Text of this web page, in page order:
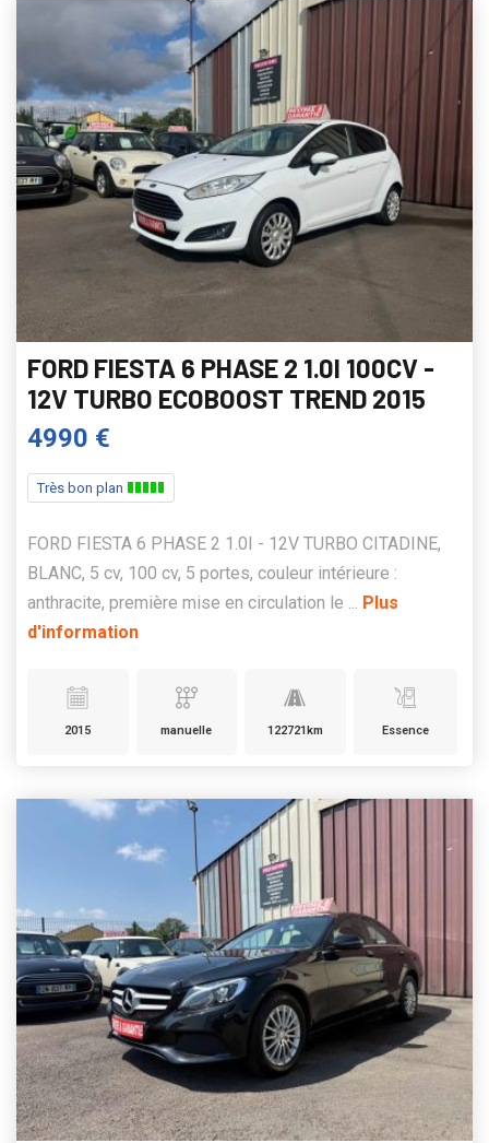
FORD FIESTA 6 PHASE 2 1.0I 100CV -
12V TURBO ECOBOOST TREND 2015
4990 €
Très bon plan
FORD FIESTA 6 PHASE 2 1.0I - 12V TURBO CITADINE,
BLANC, 5 cv, 100 cv, 5 portes, couleur intérieure :
anthracite, première mise en circulation le ... Plus
d'information
2015 manuelle 122721km Essence